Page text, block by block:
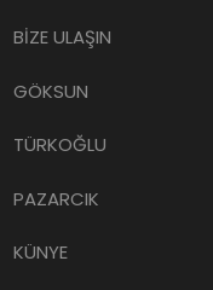
BİZE ULAŞIN
GÖKSUN
TÜRKOĞLU
PAZARCIK
KÜNYE